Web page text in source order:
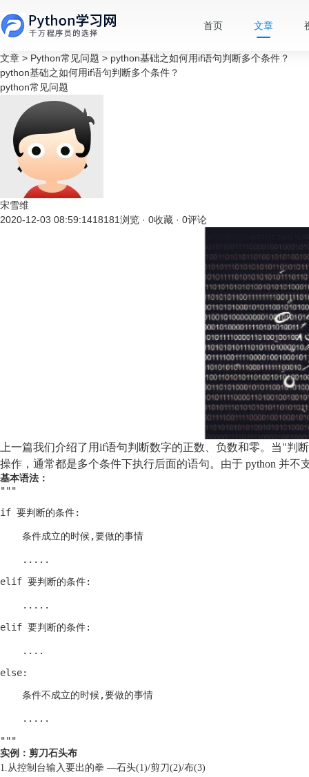
首页 文章
文章 > Python常见问题 > python基础之如何用if语句判断多个条件？
python基础之如何用if语句判断多个条件？
python常见问题
宋雪维
2020-12-03 08:59:1418181浏览 · 0收藏 · 0评论
上一篇我们介绍了用if语句判断数字的正数、负数和零。当"
操作，通常都是多个条件下执行后面的语句。由于 python 并
基本语法：
"""
if 要判断的条件:
elif 要判断的条件:
elif 要判断的条件:
else:
"""
实例：剪刀石头布
1.从控制台输入要出的拳 —石头(1)/剪刀(2)/布(3)